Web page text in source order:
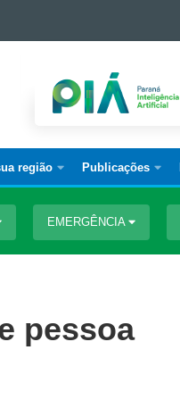
região Publicações
EMERGÊNCIA
pessoa